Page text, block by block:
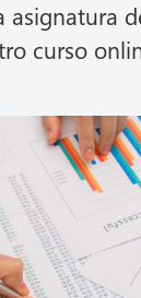
asignatura
curso